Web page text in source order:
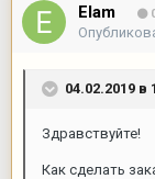
Elam
04.02.2019 в
Здравствуйте!
Как сделать